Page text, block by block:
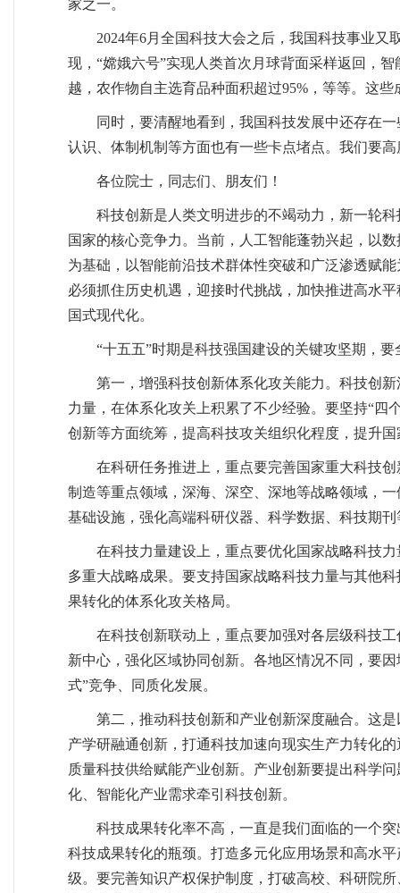
家之一。
2024年6月全国科技大会之后，我国科技事业
现，“嫦娥六号”实现人类首次月球背面采样返回，
越，农作物自主选育品种面积超过95%，等等。这
同时，要清醒地看到，我国科技发展中还存在
认识、体制机制等方面也有一些卡点堵点。我们要
各位院士，同志们、朋友们！
科技创新是人类文明进步的不竭动力，新一轮
国家的核心竞争力。当前，人工智能蓬勃兴起，以
为基础，以智能前沿技术群体性突破和广泛渗透赋
必须抓住历史机遇，迎接时代挑战，加快推进高水
国式现代化。
“十五五”时期是科技强国建设的关键攻坚期，
第一，增强科技创新体系化攻关能力。科技创
力量，在体系化攻关上积累了不少经验。要坚持“四
创新等方面统筹，提高科技攻关组织化程度，提升
在科研任务推进上，重点要完善国家重大科技
制造等重点领域，深海、深空、深地等战略领域，
基础设施，强化高端科研仪器、科学数据、科技期
在科技力量建设上，重点要优化国家战略科技
多重大战略成果。要支持国家战略科技力量与其他
果转化的体系化攻关格局。
在科技创新联动上，重点要加强对各层级科技
新中心，强化区域协同创新。各地区情况不同，要
式”竞争、同质化发展。
第二，推动科技创新和产业创新深度融合。这
产学研融通创新，打通科技加速向现实生产力转化
质量科技供给赋能产业创新。产业创新要提出科学
化、智能化产业需求牵引科技创新。
科技成果转化率不高，一直是我们面临的一个
科技成果转化的瓶颈。打造多元化应用场景和高水
级。要完善知识产权保护制度，打破高校、科研院